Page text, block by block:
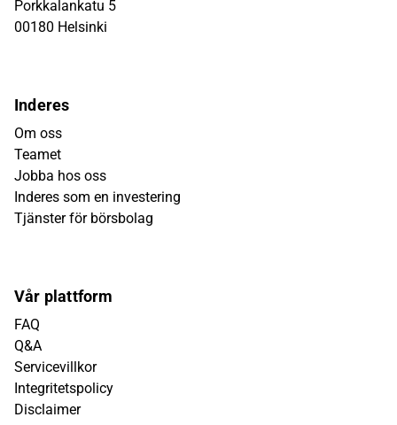
Porkkalankatu 5
00180 Helsinki
Inderes
Om oss
Teamet
Jobba hos oss
Inderes som en investering
Tjänster för börsbolag
Vår plattform
FAQ
Q&A
Servicevillkor
Integritetspolicy
Disclaimer